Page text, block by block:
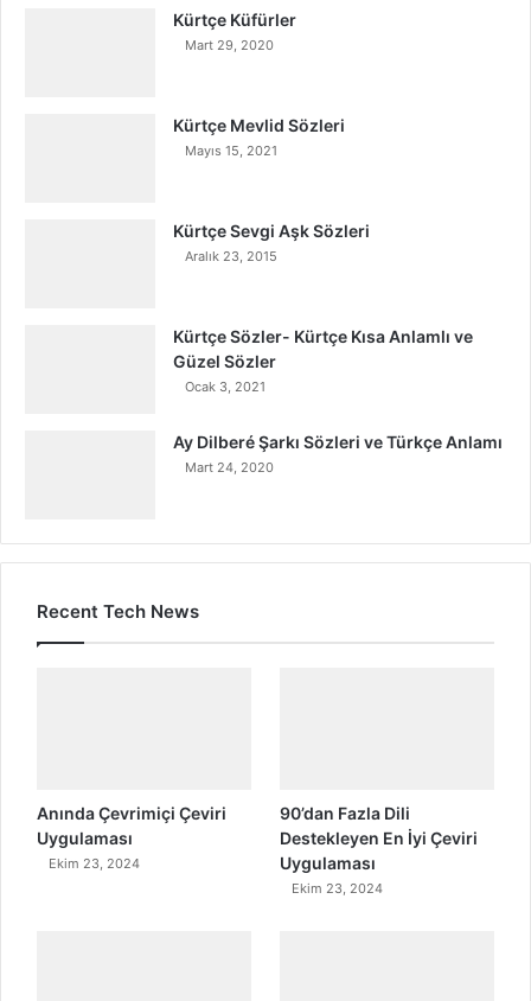
Kürtçe Küfürler
Mart 29, 2020
Kürtçe Mevlid Sözleri
Mayıs 15, 2021
Kürtçe Sevgi Aşk Sözleri
Aralık 23, 2015
Kürtçe Sözler- Kürtçe Kısa Anlamlı ve
Güzel Sözler
Ocak 3, 2021
Ay Dilberé Şarkı Sözleri ve Türkçe Anlamı
Mart 24, 2020
Recent Tech News
Anında Çevrimiçi Çeviri
Uygulaması
Ekim 23, 2024
90’dan Fazla Dili
Destekleyen En İyi Çeviri
Uygulaması
Ekim 23, 2024